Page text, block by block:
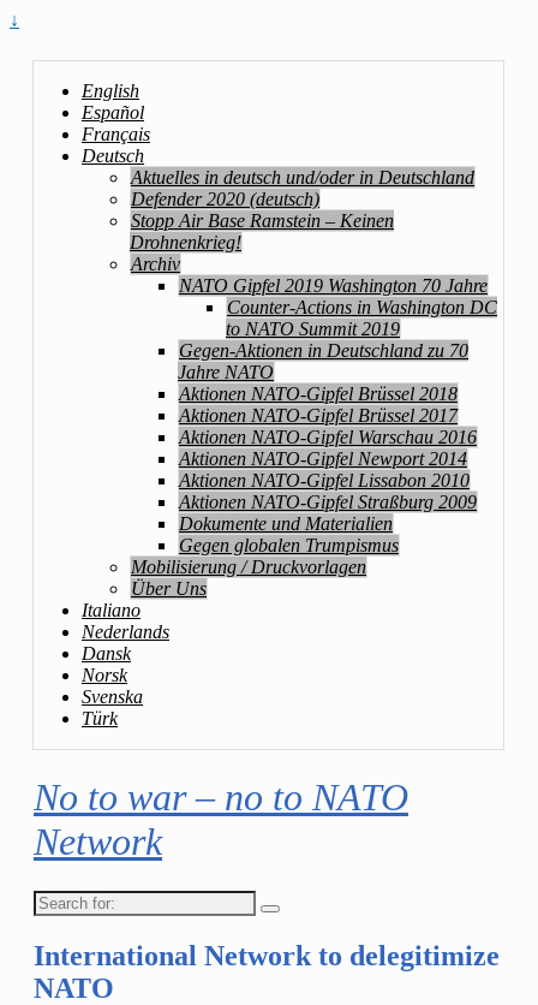
↓
English
Español
Français
Deutsch
Aktuelles in deutsch und/oder in Deutschland
Defender 2020 (deutsch)
Stopp Air Base Ramstein – Keinen
Drohnenkrieg!
Archiv
NATO Gipfel 2019 Washington 70 Jahre
Counter-Actions in Washington DC
to NATO Summit 2019
Gegen-Aktionen in Deutschland zu 70
Jahre NATO
Aktionen NATO-Gipfel Brüssel 2018
Aktionen NATO-Gipfel Brüssel 2017
Aktionen NATO-Gipfel Warschau 2016
Aktionen NATO-Gipfel Newport 2014
Aktionen NATO-Gipfel Lissabon 2010
Aktionen NATO-Gipfel Straßburg 2009
Dokumente und Materialien
Gegen globalen Trumpismus
Mobilisierung / Druckvorlagen
Über Uns
Italiano
Nederlands
Dansk
Norsk
Svenska
Türk
No to war – no to NATO
Network
Search
for:
International Network to delegitimize
NATO